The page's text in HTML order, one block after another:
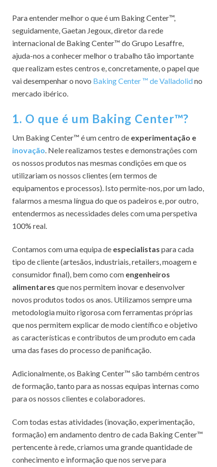
Para entender melhor o que é um Baking Center™,
seguidamente, Gaetan Jegoux, diretor da rede
internacional de Baking Center™ do Grupo Lesaffre,
ajuda-nos a conhecer melhor o trabalho tão importante
que realizam estes centros e, concretamente, o papel que
vai desempenhar o novo Baking Center ™ de Valladolidno
mercado ibérico.
1. O que é um Baking Center™?
Um Baking Center™ é um centro de experimentação e
inovação. Nele realizamos testes e demonstrações com
os nossos produtos nas mesmas condições em que os
utilizariam os nossos clientes (em termos de
equipamentos e processos). Isto permite-nos, por um lado,
falarmos a mesma língua do que os padeiros e, por outro,
entendermos as necessidades deles com uma perspetiva
100% real.
Contamos com uma equipa de especialistas para cada
tipo de cliente (artesãos, industriais, retailers, moagem e
consumidor final), bem como com engenheiros
alimentares que nos permitem inovar e desenvolver
novos produtos todos os anos. Utilizamos sempre uma
metodologia muito rigorosa com ferramentas próprias
que nos permitem explicar de modo científico e objetivo
as características e contributos de um produto em cada
uma das fases do processo de panificação.
Adicionalmente, os Baking Center™ são também centros
de formação, tanto para as nossas equipas internas como
para os nossos clientes e colaboradores.
Com todas estas atividades (inovação, experimentação,
formação) em andamento dentro de cada Baking Center™
pertencente à rede, criamos uma grande quantidade de
conhecimento e informação que nos serve para